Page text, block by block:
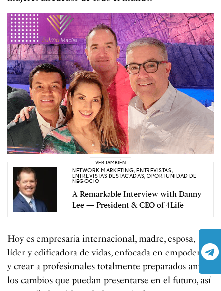
VER TAMBIÉN
NETWORK MARKETING,ENTREVISTAS,
ENTREVISTAS DESTACADAS,OPORTUNIDAD DE
NEGOCIO
A Remarkable Interview with Danny
Lee — President & CEO of 4Life
Hoy es empresaria internacional, madre, esposa,
líder y edificadora de vidas, enfocada en empoderar
y crear a profesionales totalmente preparados ante
los cambios que puedan presentarse en el futuro, así